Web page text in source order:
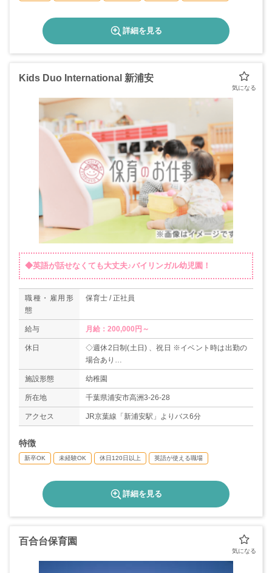
詳細を見る
Kids Duo International 新浦安
◆英語が話せなくても大丈夫♪バイリンガル幼児園！
職種・雇用形
態
保育士 / 正社員
給与 月給：200,000円～
休日
◇週休2日制(土日) 、祝日 ※イベント時は出勤の
場合あり
◇有給休暇
◇GW
◇夏季休暇
◇年末年始休暇
◇慶弔休暇
施設形態 幼稚園
所在地 千葉県浦安市高洲3-26-28
アクセス JR京葉線「新浦安駅」よりバス6分
特徴
新卒OK 未経験OK 休日120日以上 英語が使える職場
詳細を見る
百合台保育園